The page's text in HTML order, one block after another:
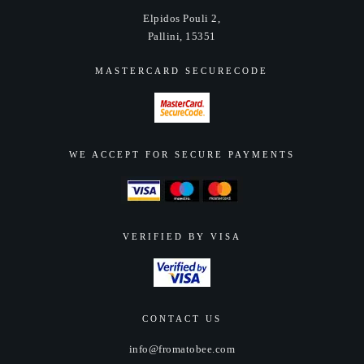
Elpidos Pouli 2,
Pallini, 15351
MASTERCARD SECURECODE
WE ACCEPT FOR SECURE PAYMENTS
VERIFIED BY VISA
CONTACT US
info@fromatobee.com